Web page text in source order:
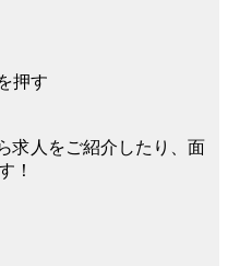
押す
求人をご紹介したり、面
！